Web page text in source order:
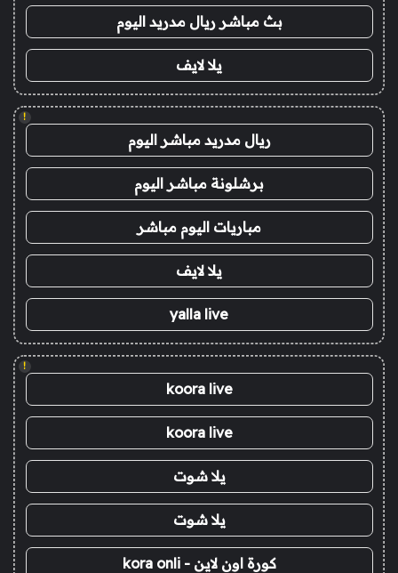
بث مباشر ريال مدريد اليوم
يلا لايف
!
ريال مدريد مباشر اليوم
برشلونة مباشر اليوم
مباريات اليوم مباشر
يلا لايف
yalla live
!
koora live
koora live
يلا شوت
يلا شوت
كورة اون لاين - kora onli